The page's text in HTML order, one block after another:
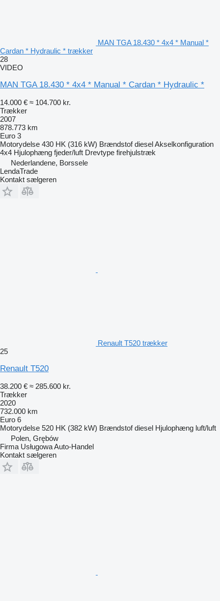
MAN TGA 18.430 * 4x4 * Manual *
Cardan * Hydraulic * trækker
28
VIDEO
MAN TGA 18.430 * 4x4 * Manual * Cardan * Hydraulic *
14.000 € ≈ 104.700 kr.
Trækker
2007
878.773 km
Euro 3
Motorydelse 430 HK (316 kW) Brændstof dieselAkselkonfiguration
4x4 Hjulophæng fjeder/luft Drevtype firehjulstræk
Nederlandene, Borssele
LendaTrade
Kontakt sælgeren
Renault T520 trækker
25
Renault T520
38.200 € ≈ 285.600 kr.
Trækker
2020
732.000 km
Euro 6
Motorydelse 520 HK (382 kW) Brændstof diesel Hjulophæng luft/luft
Polen, Grębów
Firma Usługowa Auto-Handel
Kontakt sælgeren